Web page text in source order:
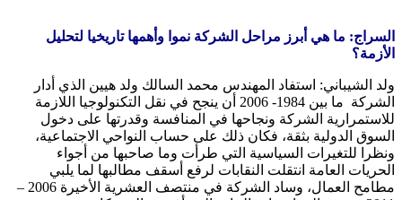
السراج: ما هي أبرز مراحل الشركة نموا وأهمها تاريخيا لتحليل
الأزمة؟
ولد الشيباني: استفاد المهندس محمد السالك ولد هيين الذي أدار
الشركة ما بين 1984- 2006 أن ينجح في نقل التكنولوجيا اللازمة
للاستمرارية الشركة ونجاحها في المنافسة وقدرتها على دخول
السوق الدولية بثقة، فكان ذلك على حساب النواحي الاجتماعية،
ونظرا للتغيرات السياسية التي طرأت وما صاحبها من أجواء
الحريات العامة انتقلت النقابات لرفع أسقف مطالبها لما يلبي
مطامح العمال، وساد الشركة في منتصف العشرية الأخيرة 2006 –